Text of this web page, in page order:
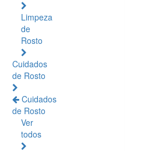
Limpeza
de
Rosto
Cuidados
de Rosto
Cuidados
de Rosto
Ver
todos